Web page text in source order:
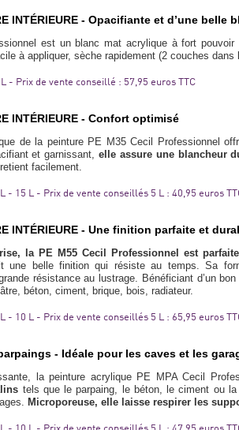
INTÉRIEURE - Opacifiante et d’une belle
est un blanc mat acrylique à fort pouvoir
à appliquer, sèche rapidement (2 couches
- Prix de vente conseillé : 57,95 euros TTC
INTÉRIEURE - Confort optimisé
de la peinture PE M35 Cecil Professionnel
et garnissant, elle assure une blancheur
facilement.
- 15 L - Prix de vente conseillés 5 L : 40,95 euros
INTÉRIEURE - Une finition parfaite et
la PE M55 Cecil Professionnel est
une belle finition qui résiste au temps. Sa
résistance au lustrage. Bénéficiant d’un
béton, ciment, brique, bois, radiateur.
- 10 L - Prix de vente conseillés 5 L : 65,95 euros
- Idéale pour les caves et les
la peinture acrylique PE MPA Cecil
tels que le parpaing, le béton, le ciment ou
Microporeuse, elle laisse respirer les